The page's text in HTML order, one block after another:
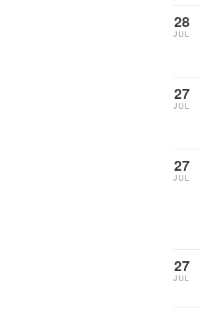
28
JUL
27
JUL
27
JUL
27
JUL